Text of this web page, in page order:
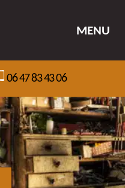
MENU
06 47 83 43 06